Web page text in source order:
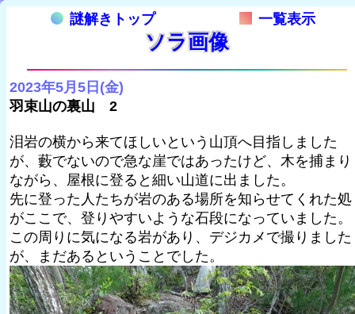
謎解きトップ 一覧表示
ソラ画像
2023年5月5日(金)
羽束山の裏山 2
泪岩の横から来てほしいという山頂へ目指しました
が、藪でないので急な崖ではあったけど、木を捕まり
ながら、屋根に登ると細い山道に出ました。
先に登った人たちが岩のある場所を知らせてくれた処
がここで、登りやすいような石段になっていました。
この周りに気になる岩があり、デジカメで撮りました
が、まだあるということでした。